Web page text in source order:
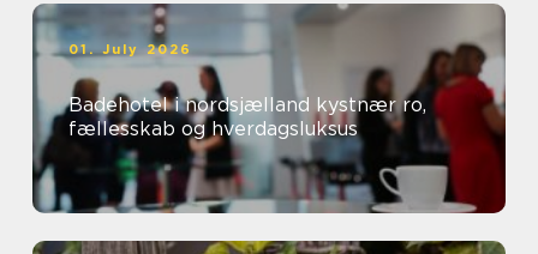
01. July 2026
Badehotel i nordsjælland kystnær ro,
fællesskab og hverdagsluksus